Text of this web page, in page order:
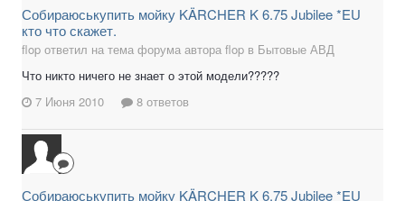
Собираюськупить мойку KÄRCHER K 6.75 Jubilee *EU
кто что скажет.
flop ответил на тема форума автора flop в Бытовые АВД
Что никто ничего не знает о этой модели?????
7 Июня 2010
8 ответов
Собираюськупить мойку KÄRCHER K 6.75 Jubilee *EU